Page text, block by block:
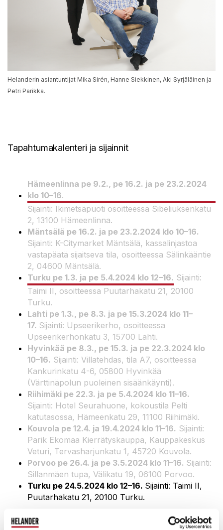
Helanderin asiantuntijat Mika Sirén, Hanne Siekkinen, Aki Syrjäläinen ja
Petri Parikka.
Tapahtumakalenteri ja sijainnit
Hämeenlinna pe 9.2., pe 16.2. ja pe 23.2.2024
klo 10–16.
Sijainti: Ikimetsäpuoti osoitteessa Sibeliuksenkatu
2, 13100 Hämeenlinna.
Mäntsälä pe 16.2. ja pe 23.2.2024 klo 10–16.
Sijainti: K-Citymarket Mäntsälä, kassalinjastoa
vastapäätä sijaitseva tila, osoitteessa Sälinkääntie
2, 04600 Mäntsälä.
Turku pe 1.3. ja pe 5.4.2024 klo 12–16. Sijainti:
Taimi II, osoitteessa Puutarhakatu 21, 20100
Turku.
Lahti pe 1.3., pe 8.3. ja pe 15.3.2024 klo 11–
17. Sijainti: Upseerikerho, osoitteessa
Upseerikerhonkatu 3, 15700 Lahti.
Hyvinkää pe 8.3., pe 15.3. ja pe 22.3.2024 klo
10–16. Sijainti: Villatehdas, tila A7, osoitteessa
Kankurinkatu 4-6, 05800 Hyvinkää
(Värttinäpolun puoleinen sisäänkäynti).
Riihimäki pe 22.3. ja pe 5.4.2024 klo 11–16.
Sijainti: Hotel Seurahuone, kokoustila Pelti
katutasossa, Hämeenkatu 29, 11100 Riihimäki.
Kouvola pe 12.4. ja 19.4.2024 klo 11–16. Sijainti:
Parik Ekomaa Kierrätyskauppa, Kauppakeskus
Veturi, Tervasharjunkatu 1, 45720 Kouvola.
Porvoo pe 26.4. ja pe 3.5.2024 klo 11–16. Sijainti:
Sillanmäen tupa, Välikatu 19, 06100 Porvoo.
Turku pe 24.5.2024 klo 12–16. Sijainti: Taimi II,
Puutarhakatu 21, 20100 Turku.